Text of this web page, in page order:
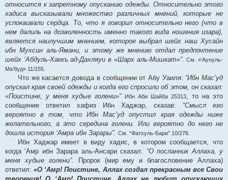
относится к запретному опусканию одежды. Относительно этого
хадиса высказывали множество различных мнений, которые не
успокаивали сердца. То, что я говорил относительно него (что в
нем далиль на дозволенность именно такого вида ношения изара),
является наилучшим мнением, которое выбрал шейх наш Хусайн
ибн Мухсин аль-Ямани, и этому же мнению отдал предпочтение
шейх ‘Абдуль-Хаккъ ад-Дахляуи в «Шарх аль-Мишкат»”. См. «‘Аунуль-
Ма’буд» 11/155.
Что же касается довода в сообщении от Абу Уаиля: “Ибн Мас’уд
опускал края своей одежды и когда его спросили об этом, он сказал:
«Поистине, у меня худые голени»” Ибн Аби Шайба 25313, то на это
сообщение ответил хафиз Ибн Хаджар, сказав: “Смысл его
вероятно в том, что Ибн Мас’уд опустил края одежды ниже
желательного, а это середина голени. Или вероятно до него не
дошла история ‘Амра ибн Зарары”. См. “Фатхуль-Бари” 10/276.
Ибн Хаджар имеет в виду хадис, в котором сообщается, что
когда ‘Амр ибн Зарара аль-Ансари сказал: “О посланник Аллаха, у
меня худые голени”.
Пророк (мир ему и благословение Аллаха)
ответил:«О ‘Амр! Поистине, Аллах создал прекрасным все Свои